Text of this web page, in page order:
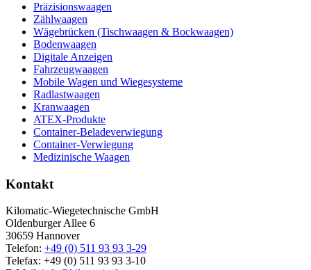
Präzisionswaagen
Zählwaagen
Wägebrücken (Tischwaagen & Bockwaagen)
Bodenwaagen
Digitale Anzeigen
Fahrzeugwaagen
Mobile Wagen und Wiegesysteme
Radlastwaagen
Kranwaagen
ATEX-Produkte
Container-Beladeverwiegung
Container-Verwiegung
Medizinische Waagen
Kontakt
Kilomatic-Wiegetechnische GmbH
Oldenburger Allee 6
30659 Hannover
Telefon: +49 (0) 511 93 93 3-29
Telefax: +49 (0) 511 93 93 3-10